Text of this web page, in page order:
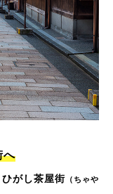
へ
がし茶屋街 （ちゃや